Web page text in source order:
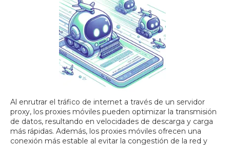
Al enrutrar el tráfico de internet a través de un servidor
proxy, los proxies móviles pueden optimizar la transmisión
de datos, resultando en velocidades de descarga y carga
más rápidas. Además, los proxies móviles ofrecen una
conexión más estable al evitar la congestión de la red y